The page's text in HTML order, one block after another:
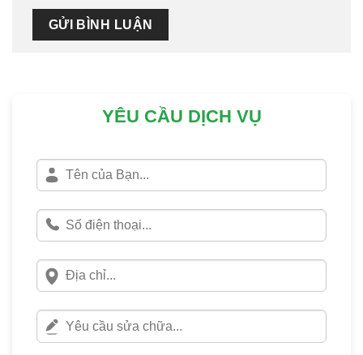
YÊU CẦU DỊCH VỤ